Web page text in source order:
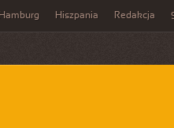
Hamburg Hiszpania Redakcja